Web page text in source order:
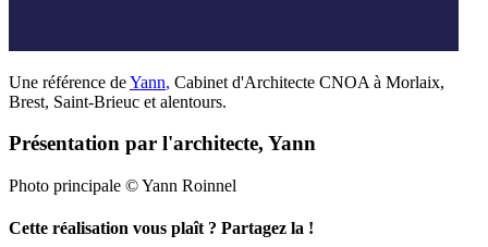
Une référence deYann, Cabinet d'Architecte CNOA à Morlaix,
Brest, Saint-Brieuc et alentours.
Présentation par l'architecte, Yann
Photo principale © Yann Roinnel
Cette réalisation vous plaît ? Partagez la !